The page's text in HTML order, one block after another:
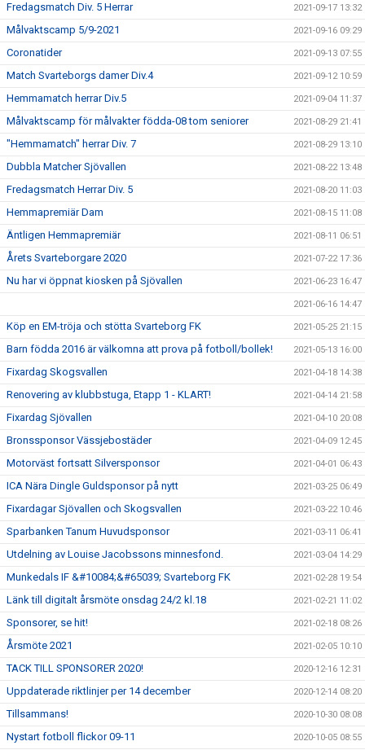
Fredagsmatch Div. 5 Herrar 2021-09-17 13:32
Målvaktscamp 5/9-2021 2021-09-16 09:29
Coronatider 2021-09-13 07:55
Match Svarteborgs damer Div.4 2021-09-12 10:59
Hemmamatch herrar Div.5 2021-09-04 11:37
Målvaktscamp för målvakter födda-08 tom seniorer 2021-08-29 21:41
"Hemmamatch" herrar Div. 7 2021-08-29 13:10
Dubbla Matcher Sjövallen 2021-08-22 13:48
Fredagsmatch Herrar Div. 5 2021-08-20 11:03
Hemmapremiär Dam 2021-08-15 11:08
Äntligen Hemmapremiär 2021-08-11 06:51
Årets Svarteborgare 2020 2021-07-22 17:36
Nu har vi öppnat kiosken på Sjövallen 2021-06-23 16:47
2021-06-16 14:47
Köp en EM-tröja och stötta Svarteborg FK 2021-05-25 21:15
Barn födda 2016 är välkomna att prova på fotboll/bollek! 2021-05-13 16:00
Fixardag Skogsvallen 2021-04-18 14:38
Renovering av klubbstuga, Etapp 1 - KLART! 2021-04-14 21:58
Fixardag Sjövallen 2021-04-10 20:08
Bronssponsor Vässjebostäder 2021-04-09 12:45
Motorväst fortsatt Silversponsor 2021-04-01 06:43
ICA Nära Dingle Guldsponsor på nytt 2021-03-25 06:49
Fixardagar Sjövallen och Skogsvallen 2021-03-22 10:46
Sparbanken Tanum Huvudsponsor 2021-03-11 06:41
Utdelning av Louise Jacobssons minnesfond. 2021-03-04 14:29
Munkedals IF &#10084;&#65039; Svarteborg FK 2021-02-28 19:54
Länk till digitalt årsmöte onsdag 24/2 kl.18 2021-02-21 11:02
Sponsorer, se hit! 2021-02-18 08:26
Årsmöte 2021 2021-02-05 10:10
TACK TILL SPONSORER 2020! 2020-12-16 12:31
Uppdaterade riktlinjer per 14 december 2020-12-14 08:20
Tillsammans! 2020-10-30 08:08
Nystart fotboll flickor 09-11 2020-10-05 08:55